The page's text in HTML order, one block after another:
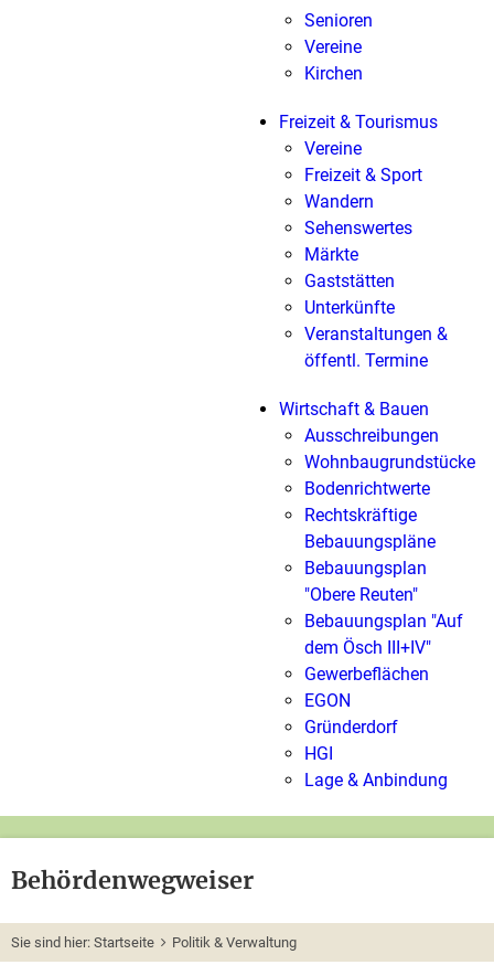
Senioren
Vereine
Kirchen
Freizeit & Tourismus
Vereine
Freizeit & Sport
Wandern
Sehenswertes
Märkte
Gaststätten
Unterkünfte
Veranstaltungen &
öffentl. Termine
Wirtschaft & Bauen
Ausschreibungen
Wohnbaugrundstücke
Bodenrichtwerte
Rechtskräftige
Bebauungspläne
Bebauungsplan
"Obere Reuten"
Bebauungsplan "Auf
dem Ösch III+IV"
Gewerbeflächen
EGON
Gründerdorf
HGI
Lage & Anbindung
Behördenwegweiser
Sie sind hier: Startseite Politik & Verwaltung